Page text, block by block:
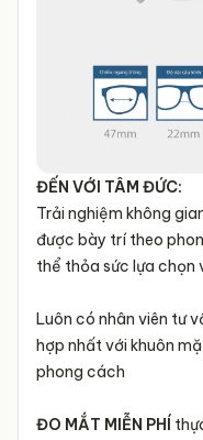
ĐẾN VỚI TÂM ĐỨC:
Trải nghiệm không
được bày trí theo
thể thỏa sức lựa chọn
Luôn có nhân viên tư
hợp nhất với khuôn
phong cách
ĐO MẮT MIỄN PHÍ